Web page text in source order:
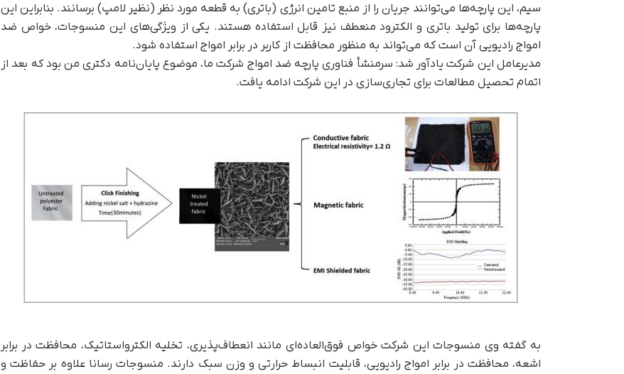
سیم، این پارچه‌ها می‌توانند جریان را از منبع تامین انرژی (باتری) به قطعه مورد نظر (نظیر لامپ) برسانند. بنابراین این
پارچه‌ها برای تولید باتری و الکترود منعطف نیز قابل استفاده هستند. یکی از ویژگی‌های این منسوجات، خواص ضد
امواج رادیویی آن است که می‌تواند به منظور محافظت از کاربر در برابر امواج استفاده شود.
مدیرعامل این شرکت یادآور شد: سرمنشأ فناوری پارچه ضد امواج شرکت ما، موضوع پایان‌نامه دکتری من بود که بعد از
اتمام تحصیل مطالعات برای تجاری‌سازی در این شرکت ادامه یافت.
به گفته وی منسوجات این شرکت خواص فوق‌العاده‌ای مانند انعطاف‌پذیری، تخلیه الکترواستاتیک، محافظت در برابر
اشعه، محافظت در برابر امواج رادیویی، قابلیت انبساط حرارتی و وزن سبک دارند. منسوجات رسانا علاوه بر حفاظت و